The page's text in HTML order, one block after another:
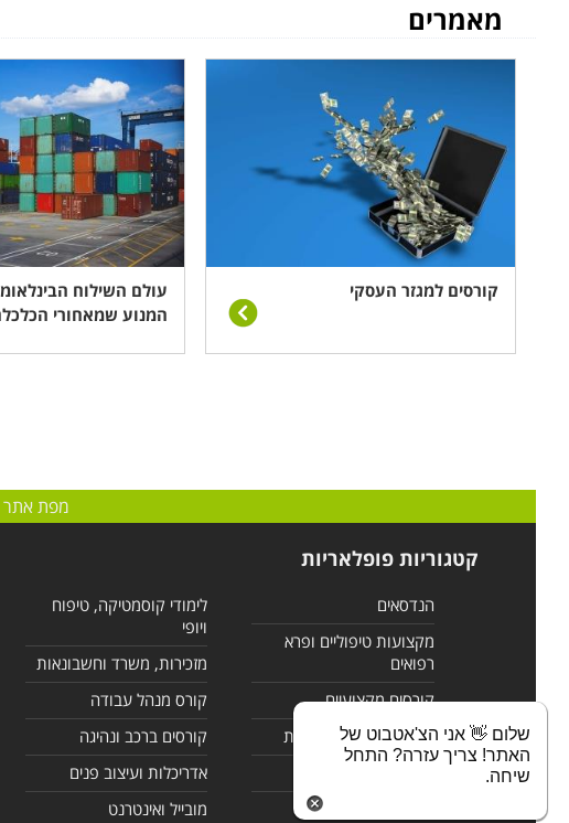
מאמרים
קורסים למגזר העסקי
עולם השילוח
המנוע שמאחורי
מפת אתר
קטגוריות פופלאריות
הנדסאים
מקצועות טיפוליים ופרא
רפואים
קורסים מקצועיים
לימודי מחשבים ורשתות
לימודי קוסמטיקה, טיפוח
ויופי
מזכירות, משרד וחשבונאות
קורס מנהל עבודה
קורסים ברכב ונהיגה
אדריכלות ועיצוב פנים
מובייל ואינטרנט
שלום 👋 אני הצ'אטבוט של
האתר! צריך עזרה? התחל
שיחה.